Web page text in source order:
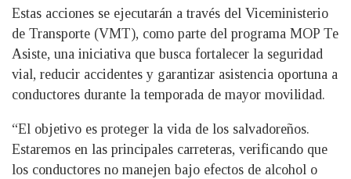
Estas acciones se ejecutarán a través del Viceministerio
de Transporte (VMT), como parte del programa MOP Te
Asiste, una iniciativa que busca fortalecer la seguridad
vial, reducir accidentes y garantizar asistencia oportuna a
conductores durante la temporada de mayor movilidad.
“El objetivo es proteger la vida de los salvadoreños.
Estaremos en las principales carreteras, verificando que
los conductores no manejen bajo efectos de alcohol o